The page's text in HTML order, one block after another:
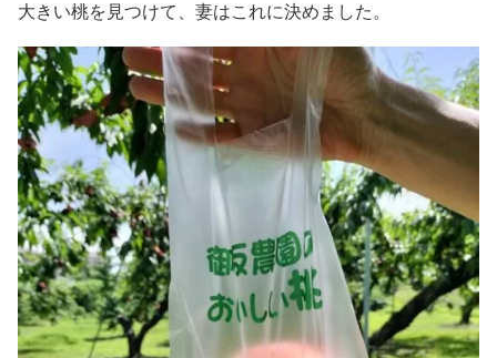
大きい桃を見つけて、妻はこれに決めました。